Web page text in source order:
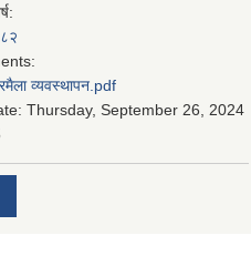
व्यवस्थापन.pdf
Thursday, September 26, 2024